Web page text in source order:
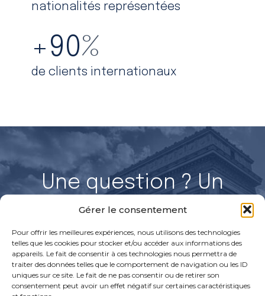
Gérer le consentement
Pour offrir les meilleures expériences, nous utilisons des technologies
telles que les cookies pour stocker et/ou accéder aux informations des
appareils. Le fait de consentir à ces technologies nous permettra de
traiter des données telles que le comportement de navigation ou les ID
uniques sur ce site. Le fait de ne pas consentir ou de retirer son
consentement peut avoir un effet négatif sur certaines caractéristiques
nationalités représentées
+90%
de clients internationaux
Une question ? Un
projet ?
Parlons-en !
Discuter avec un expert Rejoignez nos équipes